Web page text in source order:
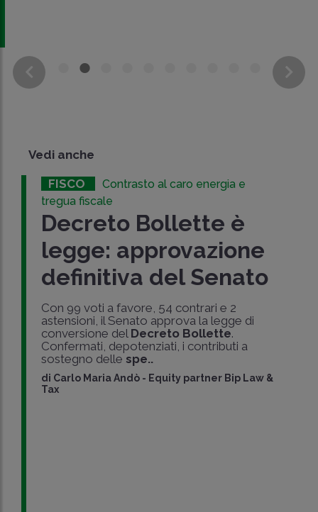
Vedi anche
FISCO
Contrasto al caro energia e
tregua fiscale
Decreto Bollette è
legge: approvazione
definitiva del Senato
Con 99 voti a favore, 54 contrari e 2
astensioni, il Senato approva la legge di
conversione del Decreto Bollette.
Confermati, depotenziati, i contributi a
sostegno delle spe..
di Carlo Maria Andò - Equity partner Bip Law &
Tax